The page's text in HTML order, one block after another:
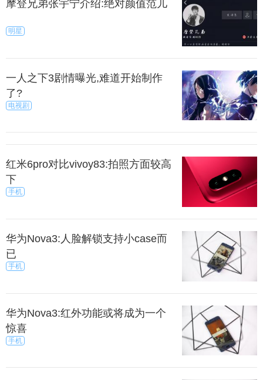
摩登兄弟张宇宁介绍:绝对颜值范儿
明星
一人之下3剧情曝光,难道开始制作
了?
电视剧
红米6pro对比vivoy83:拍照方面较高
下
手机
华为Nova3:人脸解锁支持小case而
已
手机
华为Nova3:红外功能或将成为一个
惊喜
手机